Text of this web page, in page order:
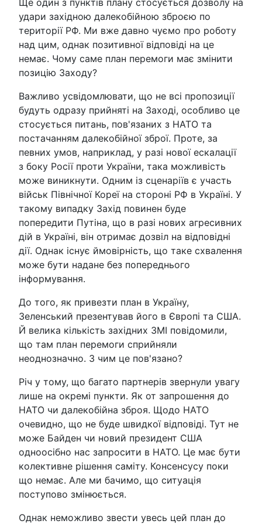
Ще один з пунктів плану стосується дозволу на
удари західною далекобійною зброєю по
території РФ. Ми вже давно чуємо про роботу
над цим, однак позитивної відповіді на це
немає. Чому саме план перемоги має змінити
позицію Заходу?
Важливо усвідомлювати, що не всі пропозиції
будуть одразу прийняті на Заході, особливо це
стосується питань, пов'язаних з НАТО та
постачанням далекобійної зброї. Проте, за
певних умов, наприклад, у разі нової ескалації
з боку Росії проти України, така можливість
може виникнути. Одним із сценаріїв є участь
військ Північної Кореї на стороні РФ в Україні. У
такому випадку Захід повинен буде
попередити Путіна, що в разі нових агресивних
дій в Україні, він отримає дозвіл на відповідні
дії. Однак існує ймовірність, що таке схвалення
може бути надане без попереднього
інформування.
До того, як привезти план в Україну,
Зеленський презентував його в Європі та США.
Й велика кількість західних ЗМІ повідомили,
що там план перемоги сприйняли
неоднозначно. З чим це пов'язано?
Річ у тому, що багато партнерів звернули увагу
лише на окремі пункти. Як от запрошення до
НАТО чи далекобійна зброя. Щодо НАТО
очевидно, що не буде швидкої відповіді. Тут не
може Байден чи новий президент США
одноосібно нас запросити в НАТО. Це має бути
колективне рішення саміту. Консенсусу поки
що немає. Але ми бачимо, що ситуація
поступово змінюється.
Однак неможливо звести увесь цей план до